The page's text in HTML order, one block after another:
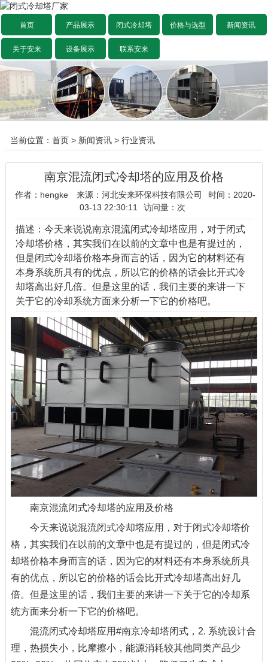
首页 产品展示 闭式冷却塔 价格与选型 新闻资讯
关于安来 设备展示 联系安来
当前位置： 首页> 新闻资讯> 行业资讯
南京混流闭式冷却塔的应用及价格
作者：hengke 来源：河北安来环保科技有限公司
时间：2020-
03-13 22:30:11
访问量： 次
描述：今天来说说南京混流闭式冷却塔应用，对于闭式
冷却塔价格，其实我们在以前的文章中也是有提过的，
但是闭式冷却塔价格本身而言的话，因为它的材料还有
本身系统所具有的优点，所以它的价格的话会比开式冷
却塔高出好几倍。但是这里的话，我们主要的来讲一下
关于它的冷却系统方面来分析一下它的价格吧。
南京混流闭式冷却塔的应用及价格
今天来说说混流闭式冷却塔应用，对于闭式冷却塔价
格，其实我们在以前的文章中也是有提过的，但是闭式冷
却塔价格本身而言的话，因为它的材料还有本身系统所具
有的优点，所以它的价格的话会比开式冷却塔高出好几
倍。但是这里的话，我们主要的来讲一下关于它的冷却系
统方面来分析一下它的价格吧。
混流闭式冷却塔应用#南京冷却塔闭式，2. 系统设计合
理，热损失小，比摩擦小，能源消耗较其他同类产品少